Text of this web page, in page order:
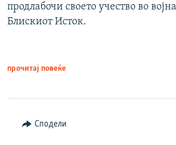
продлабочи своето учество во
Блискиот Исток.
прочитај повеќе
Сподели